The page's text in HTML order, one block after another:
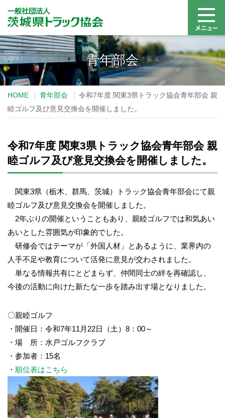
青年部会
HOME 青年部会
令和7年度 関東3県トラック協会青年部会 親
睦ゴルフ及び意見交換会を開催しました。
令和7年度 関東3県トラック協会青年部会 親
睦ゴルフ及び意見交換会を開催しました。
関東3県（栃木、群馬、茨城）トラック協会青年部会にて親
睦ゴルフ及び意見交換会を開催しました。
2年ぶりの開催ということもあり、親睦ゴルフでは和気あい
あいとした雰囲気が印象的でした。
研修会ではテーマが「外国人材」とあるように、業界内の
人手不足や教育について活発に意見が交わされました。
単なる情報共有にとどまらず、仲間同士の絆を再確認し、
今後の活動に向けた新たな一歩を踏み出す場となりました。
〇親睦ゴルフ
・開催日：令和7年11月22日（土）8：00～
・場 所：水戸ゴルフクラブ
・参加者：15名
・ 順位表はこちら